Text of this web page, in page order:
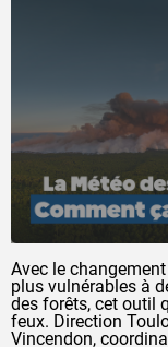
Avec le
plus vulnérables à
des forêts, cet outil
feux. Direction
Vincendon,